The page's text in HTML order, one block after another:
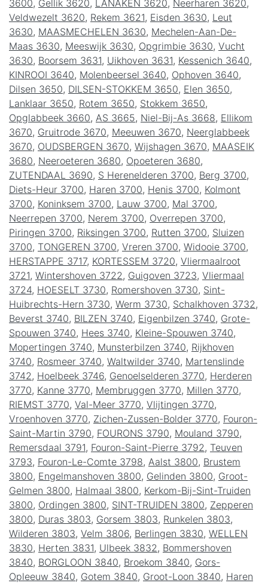
3600, Gellik 3620, LANAKEN 3620, Neerharen 3620,
Veldwezelt 3620, Rekem 3621, Eisden 3630, Leut
3630, MAASMECHELEN 3630, Mechelen-Aan-De-
Maas 3630, Meeswijk 3630, Opgrimbie 3630, Vucht
3630, Boorsem 3631, Uikhoven 3631, Kessenich 3640,
KINROOI 3640, Molenbeersel 3640, Ophoven 3640,
Dilsen 3650, DILSEN-STOKKEM 3650, Elen 3650,
Lanklaar 3650, Rotem 3650, Stokkem 3650,
Opglabbeek 3660, AS 3665, Niel-Bij-As 3668, Ellikom
3670, Gruitrode 3670, Meeuwen 3670, Neerglabbeek
3670, OUDSBERGEN 3670, Wijshagen 3670, MAASEIK
3680, Neeroeteren 3680, Opoeteren 3680,
ZUTENDAAL 3690, S Herenelderen 3700, Berg 3700,
Diets-Heur 3700, Haren 3700, Henis 3700, Kolmont
3700, Koninksem 3700, Lauw 3700, Mal 3700,
Neerrepen 3700, Nerem 3700, Overrepen 3700,
Piringen 3700, Riksingen 3700, Rutten 3700, Sluizen
3700, TONGEREN 3700, Vreren 3700, Widooie 3700,
HERSTAPPE 3717, KORTESSEM 3720, Vliermaalroot
3721, Wintershoven 3722 , Guigoven 3723, Vliermaal
3724, HOESELT 3730, Romershoven 3730, Sint-
Huibrechts-Hern 3730, Werm 3730, Schalkhoven 3732 ,
Beverst 3740, BILZEN 3740, Eigenbilzen 3740, Grote-
Spouwen 3740, Hees 3740, Kleine-Spouwen 3740,
Mopertingen 3740, Munsterbilzen 3740, Rijkhoven
3740, Rosmeer 3740, Waltwilder 3740, Martenslinde
3742 , Hoelbeek 3746, Genoelselderen 3770, Herderen
3770, Kanne 3770, Membruggen 3770, Millen 3770,
RIEMST 3770, Val-Meer 3770, Vlijtingen 3770,
Vroenhoven 3770, Zichen-Zussen-Bolder 3770, Fouron-
Saint-Martin 3790, FOURONS 3790, Mouland 3790,
Remersdaal 3791, Fouron-Saint-Pierre 3792 , Teuven
3793, Fouron-Le-Comte 3798, Aalst 3800, Brustem
3800, Engelmanshoven 3800, Gelinden 3800, Groot-
Gelmen 3800, Halmaal 3800, Kerkom-Bij-Sint-Truiden
3800, Ordingen 3800, SINT-TRUIDEN 3800, Zepperen
3800, Duras 3803, Gorsem 3803, Runkelen 3803,
Wilderen 3803, Velm 3806, Berlingen 3830, WELLEN
3830, Herten 3831, Ulbeek 3832 , Bommershoven
3840, BORGLOON 3840, Broekom 3840, Gors-
Opleeuw 3840, Gotem 3840, Groot-Loon 3840, Haren